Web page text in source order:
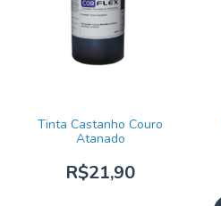
Tinta Castanho Couro
Atanado
R$21,90